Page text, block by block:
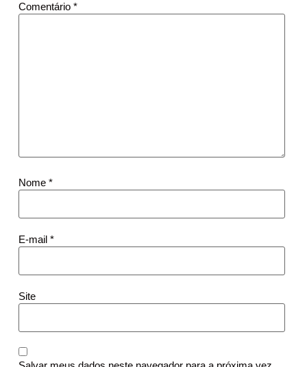
Comentário *
Nome *
E-mail *
Site